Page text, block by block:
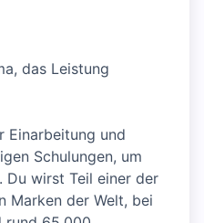
das Leistung
Einarbeitung und
Schulungen, um
wirst Teil einer der
Marken der Welt, bei